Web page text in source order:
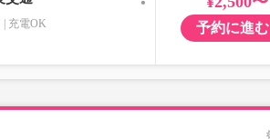
充電OK 予約に進む